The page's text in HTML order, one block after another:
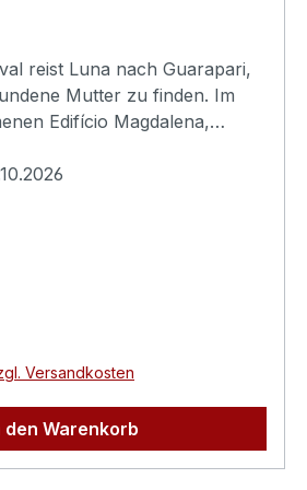
reist Luna nach Guarapari,
Mutter zu finden. Im
Edifício Magdalena,
jeder Tür gequälte Seelen.
PAL /
Dolby
Dolby
Versandkosten
den Warenkorb